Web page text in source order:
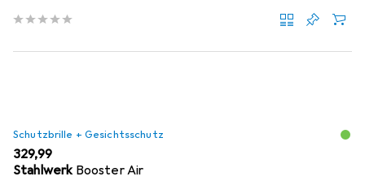
Schutzbrille + Gesichtsschutz
EUR
329,99
Stahlwerk Booster Air